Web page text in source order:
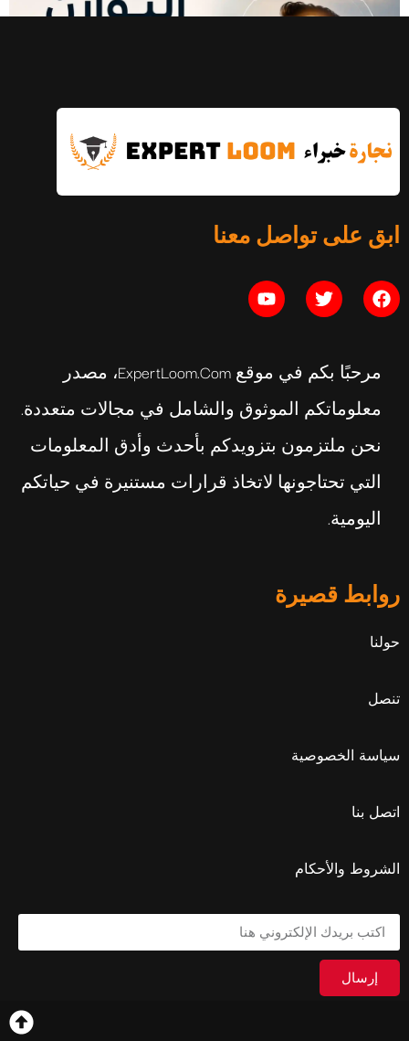
يوليو 16, 2026
ابق على تواصل معنا
مرحبًا بكم في موقع ExpertLoom.com، مصدر
معلوماتكم الموثوق والشامل في مجالات متعددة.
نحن ملتزمون بتزويدكم بأحدث وأدق المعلومات
التي تحتاجونها لاتخاذ قرارات مستنيرة في حياتكم
اليومية.
روابط قصيرة
حولنا
تنصل
سياسة الخصوصية
اتصل بنا
الشروط والأحكام
إرسال